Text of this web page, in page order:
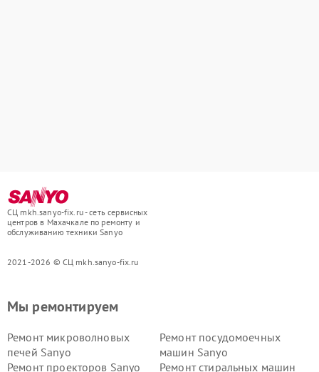
СЦ mkh.sanyo-fix.ru - сеть сервисных
центров в Махачкале по ремонту и
обслуживанию техники Sanyo
2021-2026 © СЦ mkh.sanyo-fix.ru
Мы ремонтируем
Ремонт микроволновых
печей Sanyo
Ремонт посудомоечных
машин Sanyo
Ремонт проекторов Sanyo
Ремонт стиральных машин